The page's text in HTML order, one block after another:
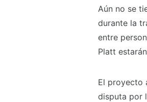
Aún no se
durante la
entre
Platt
El proyecto
disputa por